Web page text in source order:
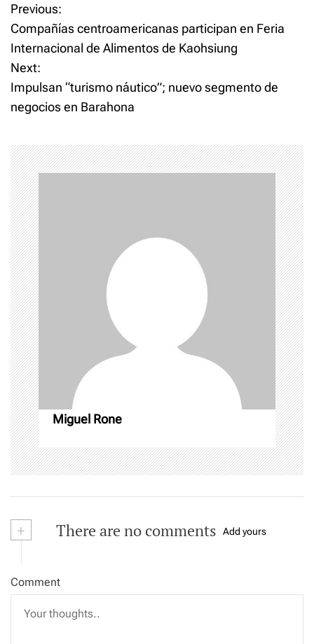
P
o
s
t
a
v
i
g
a
t
i
o
n
Previous:
Compañías centroamericanas participan en Feria
Internacional de Alimentos de Kaohsiung
Next:
Impulsan “turismo náutico”; nuevo segmento de
negocios en Barahona
Miguel Rone
+ There are no comments Add yours
Comment